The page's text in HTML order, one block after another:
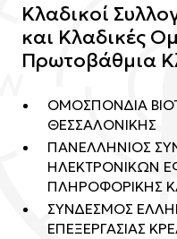
Κλαδικοί
και Κλαδικές
Πρωτοβάθμια
ΟΜΟΣΠΟΝΔΙΑ
ΘΕΣΣΑΛΟΝΙΚΗΣ
ΠΑΝΕΛΛΗΝΙΟΣ
ΗΛΕΚΤΡΟΝΙΚΩΝ
ΠΛΗΡΟΦΟΡΙΚΗΣ
ΣΥΝΔΕΣΜΟΣ
ΕΠΕΞΕΡΓΑΣΙΑΣ